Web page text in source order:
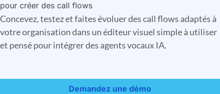
pour créer des call flows
Concevez, testez et faites évoluer des call flows adaptés à
votre organisation dans un éditeur visuel simple à utiliser
et pensé pour intégrer des agents vocaux IA.
Demandez une démo